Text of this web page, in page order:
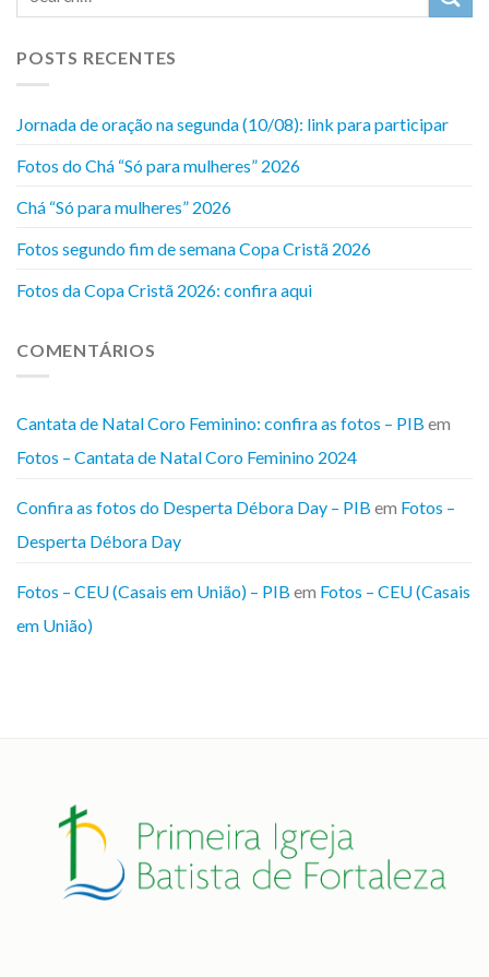
POSTS RECENTES
Jornada de oração na segunda (10/08): link para participar
Fotos do Chá “Só para mulheres” 2026
Chá “Só para mulheres” 2026
Fotos segundo fim de semana Copa Cristã 2026
Fotos da Copa Cristã 2026: confira aqui
COMENTÁRIOS
Cantata de Natal Coro Feminino: confira as fotos – PIB em
Fotos – Cantata de Natal Coro Feminino 2024
Confira as fotos do Desperta Débora Day – PIB em Fotos –
Desperta Débora Day
Fotos – CEU (Casais em União) – PIB em Fotos – CEU (Casais
em União)